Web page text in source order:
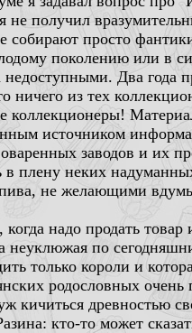
получил
просто
поколению или в
Два
из тех
источником
заводов и их
плену неких
не желающими
надо продать товар
по
только короли и
родословных
кичиться древностью
кто-то может